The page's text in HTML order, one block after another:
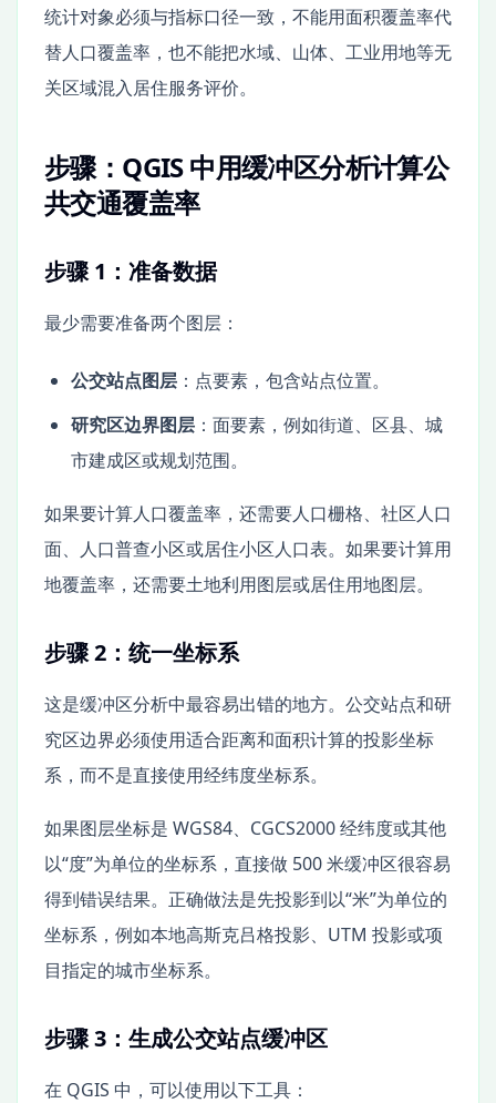
统计对象必须与指标口径一致，不能用面积覆盖率代
替人口覆盖率，也不能把水域、山体、工业用地等无
关区域混入居住服务评价。
步骤：QGIS 中用缓冲区分析计算公
共交通覆盖率
步骤 1：准备数据
最少需要准备两个图层：
公交站点图层 ：点要素，包含站点位置。
研究区边界图层 ：面要素，例如街道、区县、城
市建成区或规划范围。
如果要计算人口覆盖率，还需要人口栅格、社区人口
面、人口普查小区或居住小区人口表。如果要计算用
地覆盖率，还需要土地利用图层或居住用地图层。
步骤 2：统一坐标系
这是缓冲区分析中最容易出错的地方。公交站点和研
究区边界必须使用适合距离和面积计算的投影坐标
系，而不是直接使用经纬度坐标系。
如果图层坐标是 WGS84、CGCS2000 经纬度或其他
以“度”为单位的坐标系，直接做 500 米缓冲区很容易
得到错误结果。正确做法是先投影到以“米”为单位的
坐标系，例如本地高斯克吕格投影、UTM 投影或项
目指定的城市坐标系。
步骤 3：生成公交站点缓冲区
在 QGIS 中，可以使用以下工具：